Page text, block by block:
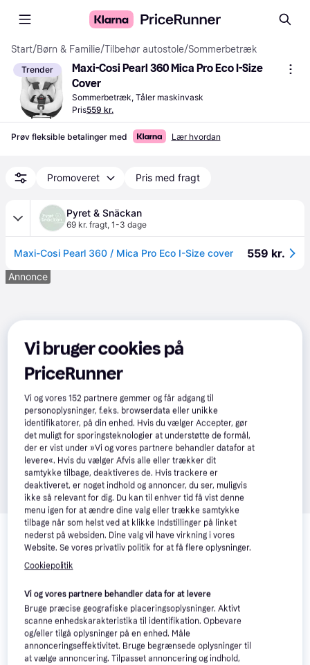
Start/Børn & Familie/Tilbehør autostole/Sommerbetræk
Trender
Maxi-Cosi Pearl 360 Mica Pro Eco I-Size
Cover
Sommerbetræk, Tåler maskinvask
Pris559 kr.
Prøv fleksible betalinger med Lær hvordan
Promoveret Pris med fragt
Pyret & Snäckan
69 kr. fragt, 1-3 dage
Maxi-Cosi Pearl 360 / Mica Pro Eco I-Size cover 559 kr.
Annonce
Relaterede produkter
Se vores forslag til andre produkter, der matcher dine
interesser.
Vis alle
Vi bruger cookies på
PriceRunner
Vi og vores152 partnere gemmer og får adgang til
personoplysninger, f.eks. browserdata eller unikke
identifikatorer, på din enhed. Hvis du vælger Accepter, gør
det muligt for sporingsteknologier at understøtte de formål,
der er vist under »Vi og vores partnere behandler datafor at
levere«. Hvis du vælger Afvis alle eller trækker dit
samtykke tilbage, deaktiveres de. Hvis trackere er
deaktiveret, er noget indhold og annoncer, du ser, muligvis
ikke så relevant for dig. Du kan til enhver tid få vist denne
menu igen for at ændre dine valg eller trække samtykke
tilbage når som helst ved at klikke Indstillinger på linket
nederst på websiden. Dine valg vil have virkning i vores
Website. Se vores privatliv politik for at få flere oplysninger.
Cookiepolitik
Vi og vores partnere behandler data for at levere
Bruge præcise geografiske placeringsoplysninger. Aktivt
scanne enhedskarakteristika til identifikation. Opbevare
og/eller tilgå oplysninger på en enhed. Måle
annonceringseffektivitet. Bruge begrænsede oplysninger til
at vælge annoncering. Tilpasset annoncering og indhold,